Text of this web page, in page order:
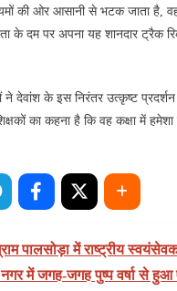
नाम
रोशन
की ओर आसानी से भटक जाता है,
के दम पर अपना यह शानदार ट्रैक
ने देवांश के इस निरंतर उत्कृष्ट प्रदर्शन
का कहना है कि वह कक्षा में
पालसोड़ा में राष्ट्रीय
में जगह-जगह पुष्प वर्षा से हुआ